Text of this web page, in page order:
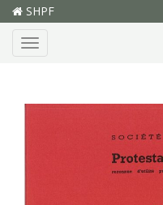
SHPF
Menu